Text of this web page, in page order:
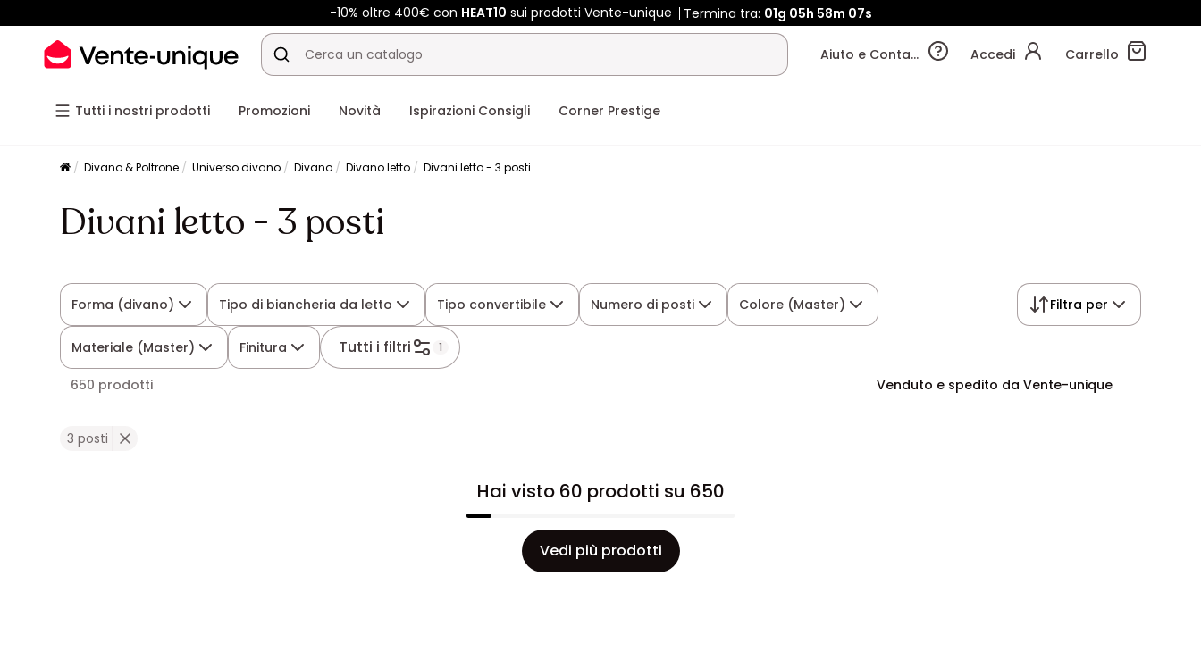
-10% oltre 400€ con HEAT10 sui prodotti Vente-unique Termina tra: 01g 05h 58m 06s
Aiuto e Contatti Accedi Carrello
Tutti i nostri prodotti Promozioni Novità Ispirazioni Consigli Corner Prestige
Divano & Poltrone Universo divano Divano Divano letto Divani letto - 3 posti
Divani letto - 3 posti
Forma (divano) Tipo di biancheria da letto Tipo convertibile Numero di posti Colore (Master)
Materiale (Master) Finitura Tutti i filtri 1
Filtra per
650 prodotti Venduto e spedito da Vente-unique
3 posti
Hai visto 60 prodotti su 650
Vedi più prodotti